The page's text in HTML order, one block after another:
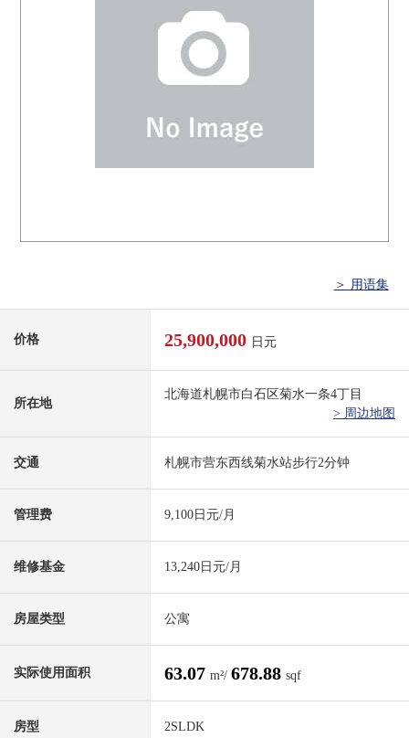
＞ 用语集
价格 25,900,000 日元
所在地
北海道札幌市白石区菊水一条4丁目
> 周边地图
交通 札幌市营东西线菊水站步行2分钟
管理费 9,100日元/月
维修基金 13,240日元/月
房屋类型 公寓
实际使用面积 63.07 m²/ 678.88 sqf
房型 2SLDK